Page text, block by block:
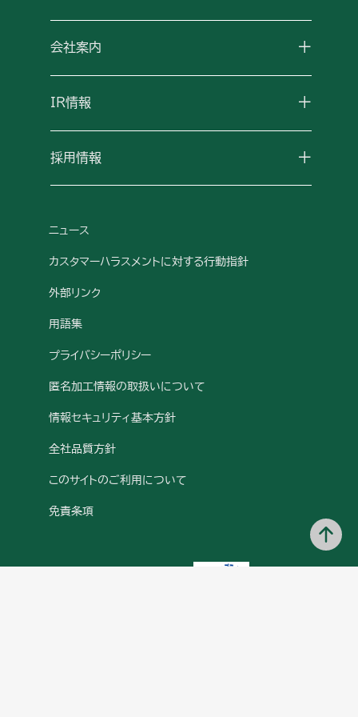
会社案内 +
IR情報 +
採用情報 +
ニュース
カスタマーハラスメントに対する行動指針
外部リンク
用語集
プライバシーポリシー
匿名加工情報の取扱いについて
情報セキュリティ基本方針
全社品質方針
このサイトのご利用について
免責条項